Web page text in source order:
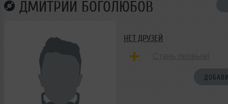
ДМИТРИЙ БОГОЛЮБОВ
НЕТ ДРУЗЕЙ